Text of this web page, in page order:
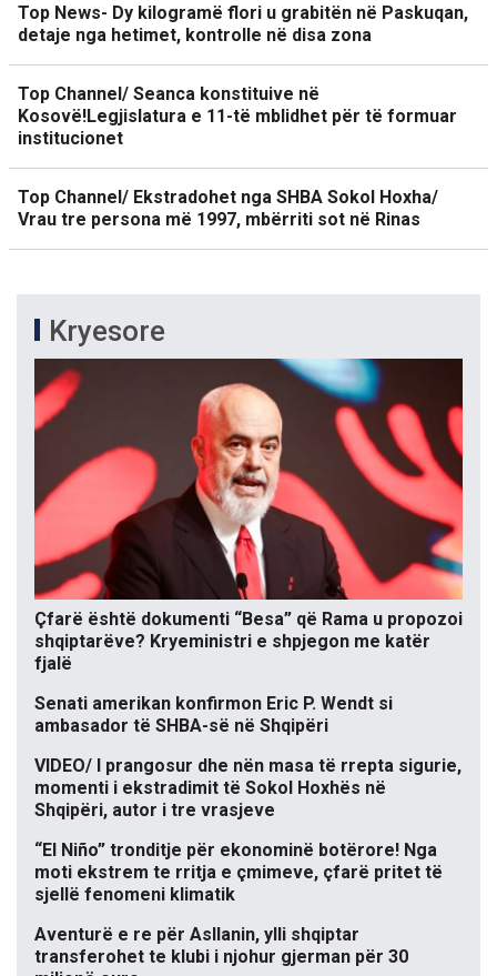
Top News- Dy kilogramë flori u grabitën në Paskuqan,
detaje nga hetimet, kontrolle në disa zona
Top Channel/ Seanca konstituive në
Kosovë!Legjislatura e 11-të mblidhet për të formuar
institucionet
Top Channel/ Ekstradohet nga SHBA Sokol Hoxha/
Vrau tre persona më 1997, mbërriti sot në Rinas
Kryesore
Çfarë është dokumenti “Besa” që Rama u propozoi
shqiptarëve? Kryeministri e shpjegon me katër
fjalë
Senati amerikan konfirmon Eric P. Wendt si
ambasador të SHBA-së në Shqipëri
VIDEO/ I prangosur dhe nën masa të rrepta sigurie,
momenti i ekstradimit të Sokol Hoxhës në
Shqipëri, autor i tre vrasjeve
“El Niño” tronditje për ekonominë botërore! Nga
moti ekstrem te rritja e çmimeve, çfarë pritet të
sjellë fenomeni klimatik
Aventurë e re për Asllanin, ylli shqiptar
transferohet te klubi i njohur gjerman për 30